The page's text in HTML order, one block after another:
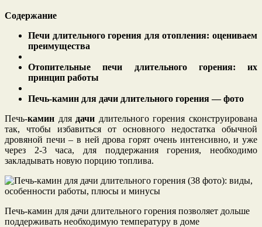
Содержание
Печи длительного горения для отопления: оцениваем
преимущества
Отопительные печи длительного горения: их
принцип работы
Печь-камин для дачи длительного горения — фото
Печь-камин для дачи длительного горения сконструирована
так, чтобы избавиться от основного недостатка обычной
дровяной печи – в ней дрова горят очень интенсивно, и уже
через 2-3 часа, для поддержания горения, необходимо
закладывать новую порцию топлива.
Печь-камин для дачи длительного горения позволяет дольше
поддерживать необходимую температуру в доме